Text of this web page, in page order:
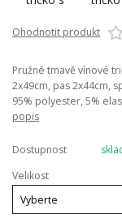
Ohodnotit produkt
Pružné tmavě vínové
2x49cm, pas 2x44cm,
95% polyester, 5%
popis
Dostupnost
Velikost